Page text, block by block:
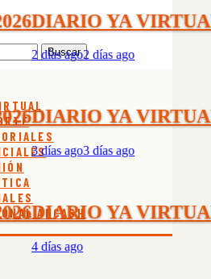
ÁNCASH
DIARIO YA VIRTUAL
2 días ago2 días ago
DIARIO YA VIRTUAL
3 días ago3 días ago
DIARIO YA VIRTUAL
4 días ago